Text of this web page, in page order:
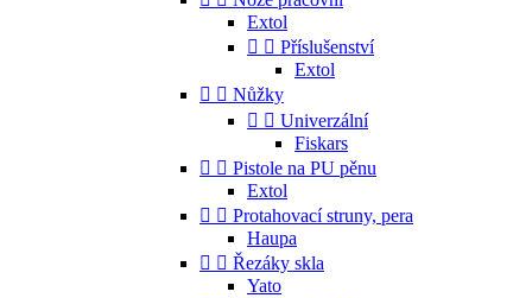
Extol
  Příslušenství
Extol
  Nůžky
  Univerzální
Fiskars
  Pistole na PU pěnu
Extol
  Protahovací struny, pera
Haupa
  Řezáky skla
Yato